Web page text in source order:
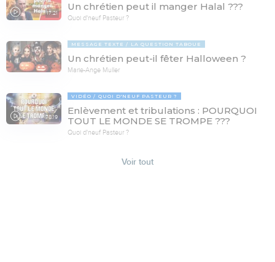
17:21
Un chrétien peut il manger Halal ???
Quoi d'neuf Pasteur ?
MESSAGE TEXTE LA QUESTION TABOUE
Un chrétien peut-il fêter Halloween ?
Marie-Ange Muller
78:19
VIDÉO QUOI D'NEUF PASTEUR ?
Enlèvement et tribulations : POURQUOI
TOUT LE MONDE SE TROMPE ???
Quoi d'neuf Pasteur ?
Voir tout